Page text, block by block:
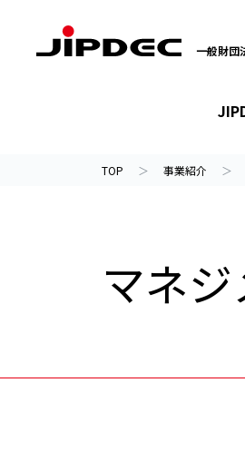
一般財団
TOP 事業紹介
マネ